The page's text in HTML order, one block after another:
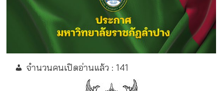
จำนวนคนเปิดอ่านแล้ว : 141